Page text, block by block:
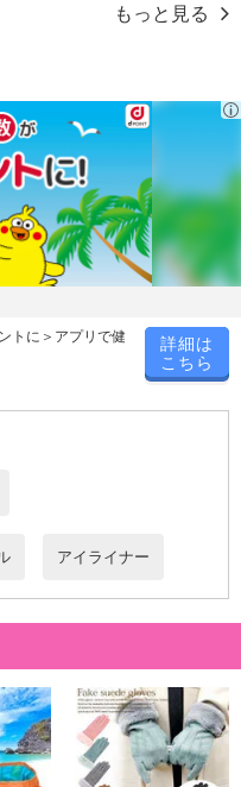
,セテス－20,エチルヘキシル
,トコフェロール,フェノキ
酸Na,エチルパラベン,酸化
てください。また、使用
などの異常が現れた場合
もっと見る
トに＞アプリで健
詳細は
こちら
アイライナー